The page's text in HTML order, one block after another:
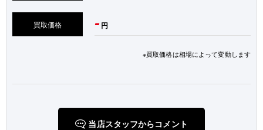
買取価格 - 円
※買取価格は相場によって変動します
当店スタッフからコメント